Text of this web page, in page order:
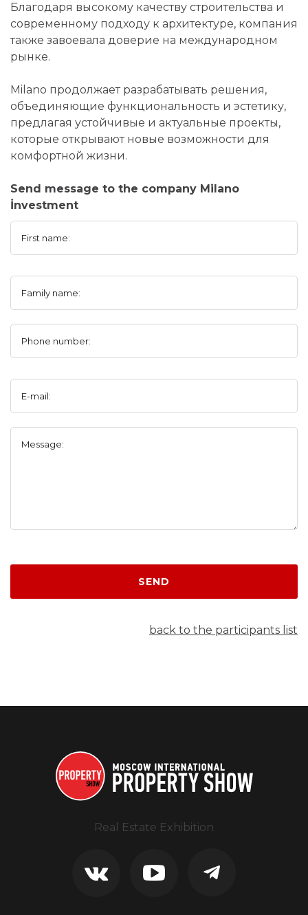
Благодаря высокому качеству строительства и
современному подходу к архитектуре, компания
также завоевала доверие на международном
рынке.
Milano продолжает разрабатывать решения,
объединяющие функциональность и эстетику,
предлагая устойчивые и актуальные проекты,
которые открывают новые возможности для
комфортной жизни.
Send message to the company Milano
İnvestment
First name:
Family name:
Phone number:
E-mail:
Message:
SEND
back to the participants list
Real Estate Exhibition